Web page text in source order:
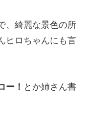
、綺麗な景色の所
ヒロちゃんにも言
ー！ とか姉さん書